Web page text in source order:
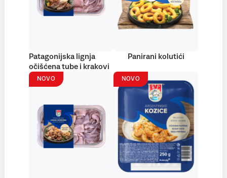
Patagonijska lignja
očišćena tube i krakovi
Panirani kolutići
NOVO NOVO